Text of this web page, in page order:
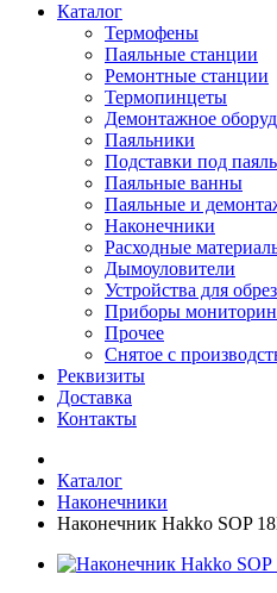
Каталог
Термофены
Паяльные станции
Ремонтные станции
Термопинцеты
Демонтажное
Паяльники
Подставки под
Паяльные ванны
Паяльные и
Наконечники
Расходные
Дымоуловители
Устройства для
Приборы
Прочее
Снятое с
Реквизиты
Доставка
Контакты
Каталог
Наконечники
Наконечник Hakko SOP